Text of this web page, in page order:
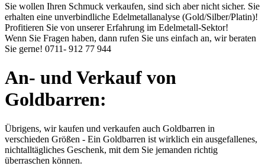
Sie wollen Ihren Schmuck verkaufen, sind sich aber nicht sicher. Sie
erhalten eine unverbindliche Edelmetallanalyse (Gold/Silber/Platin)!
Profitieren Sie von unserer Erfahrung im Edelmetall-Sektor!
Wenn Sie Fragen haben, dann rufen Sie uns einfach an, wir beraten
Sie gerne! 0711- 912 77 944
An- und Verkauf von
Goldbarren:
Übrigens, wir kaufen und verkaufen auch Goldbarren in
verschieden Größen - Ein Goldbarren ist wirklich ein ausgefallenes,
nichtalltägliches Geschenk, mit dem Sie jemanden richtig
überraschen können.